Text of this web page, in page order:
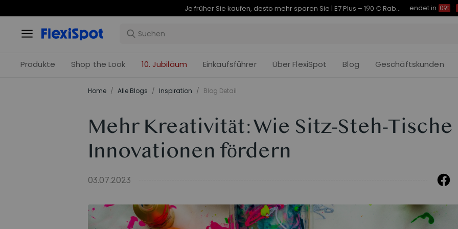
Je früher Sie kaufen, desto mehr sparen Sie | C7 Morpher – 290 € Rabatt endet in 09t :
Produkte Shop the Look 10. Jubiläum Einkaufsführer Über FlexiSpot Blog Geschäftskunden
Home / Alle Blogs / Inspiration / Blog Detail
Mehr Kreativität: Wie Sitz-Steh-Tische
Innovationen fördern
03.07.2023